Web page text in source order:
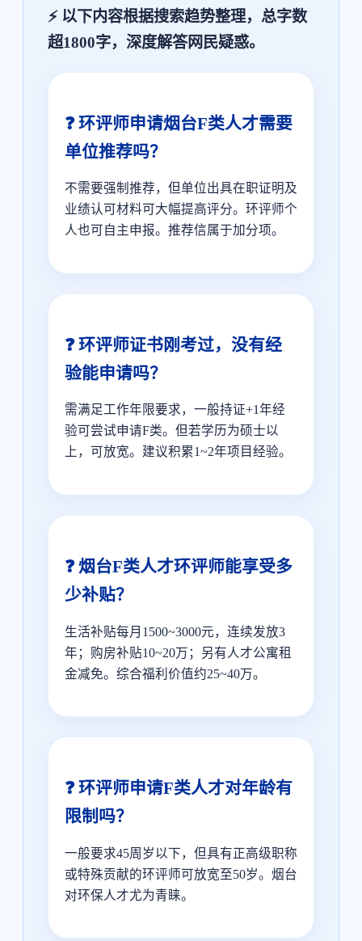
⚡ 以下内容根据搜索趋势整理，总字数
超1800字，深度解答网民疑惑。
❓ 环评师申请烟台F类人才需要
单位推荐吗？
不需要强制推荐，但单位出具在职证明及
业绩认可材料可大幅提高评分。环评师个
人也可自主申报。推荐信属于加分项。
❓ 环评师证书刚考过，没有经
验能申请吗？
需满足工作年限要求，一般持证+1年经
验可尝试申请F类。但若学历为硕士以
上，可放宽。建议积累1~2年项目经验。
❓ 烟台F类人才环评师能享受多
少补贴？
生活补贴每月1500~3000元，连续发放3
年；购房补贴10~20万；另有人才公寓租
金减免。综合福利价值约25~40万。
❓ 环评师申请F类人才对年龄有
限制吗？
一般要求45周岁以下，但具有正高级职称
或特殊贡献的环评师可放宽至50岁。烟台
对环保人才尤为青睐。